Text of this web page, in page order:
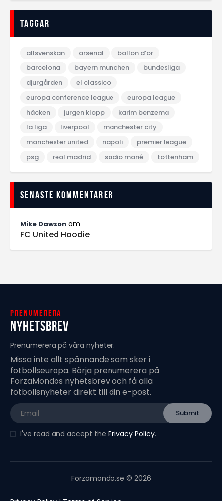
Taggar
allsvenskan arsenal
ballon d‘or
barcelona
bayern munchen
bundesliga
djurgården
el classico
europa conference league
europa league
häcken
jurgen klopp
karim benzema
la liga
liverpool
manchester city
manchester united
napoli
premier league
psg
real madrid sadio mané tottenham
Senaste kommentarer
Mike Dawson om
FC United Hoodie
Prenumerera
Nyhetsbrev
Prenumerera på våra nyheter.
Missa inte allt spännande som sker i
fotbollseuropa. Börja prenumerera på
ForzaMondos nyhetsbrev och få alla
fotbollsnyheter direkt till din e-post.
I've read and accept the Privacy Policy.
Forzamondo.se © 2026